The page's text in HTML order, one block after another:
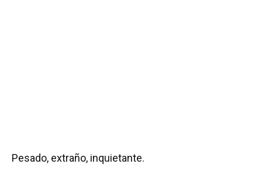
Pesado, extraño, inquietante.